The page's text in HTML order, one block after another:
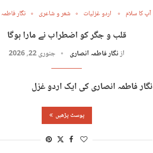
آپ کا سلام اردو غزلیات شعر و شاعری نگار
قلب و جگر کو اضطراب نے مارا ہوگا
ازنگار فاطمہ انصاری جنوری 22, 2026
نگار فاطمہ انصاری کی ایک اردو غزل
پوسٹ پڑھیں